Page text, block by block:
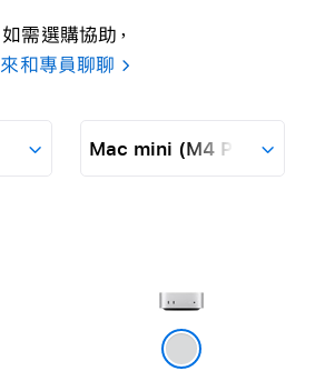
如需選購協助，
來和專員聊聊